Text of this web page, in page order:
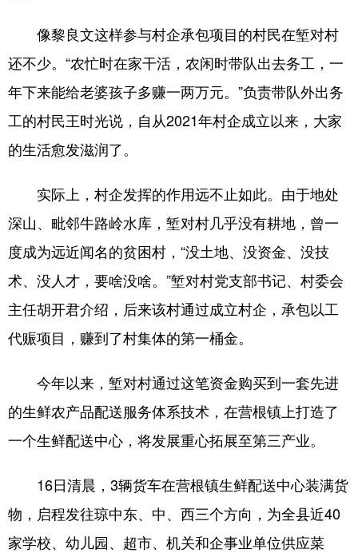
像黎良文这样参与村企承包项目的村民在堑对村
还不少。“农忙时在家干活，农闲时带队出去务工，一
年下来能给老婆孩子多赚一两万元。”负责带队外出务
工的村民王时光说，自从2021年村企成立以来，大家
的生活愈发滋润了。
实际上，村企发挥的作用远不止如此。由于地处
深山、毗邻牛路岭水库，堑对村几乎没有耕地，曾一
度成为远近闻名的贫困村，“没土地、没资金、没技
术、没人才，要啥没啥。”堑对村党支部书记、村委会
主任胡开君介绍，后来该村通过成立村企，承包以工
代赈项目，赚到了村集体的第一桶金。
今年以来，堑对村通过这笔资金购买到一套先进
的生鲜农产品配送服务体系技术，在营根镇上打造了
一个生鲜配送中心，将发展重心拓展至第三产业。
16日清晨，3辆货车在营根镇生鲜配送中心装满货
物，启程发往琼中东、中、西三个方向，为全县近40
家学校、幼儿园、超市、机关和企事业单位供应菜